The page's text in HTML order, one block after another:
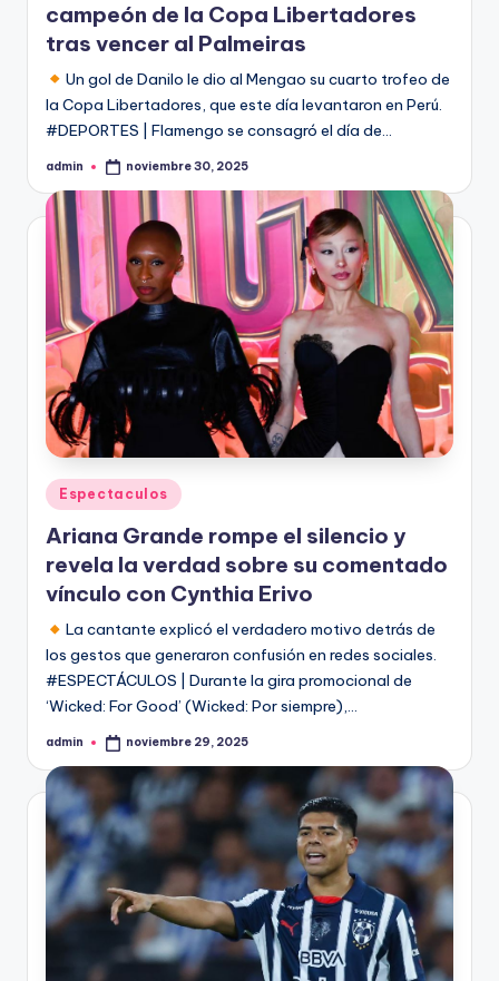
campeón de la Copa Libertadores
tras vencer al Palmeiras
Un gol de Danilo le dio al Mengao su cuarto trofeo de
la Copa Libertadores, que este día levantaron en Perú.
#DEPORTES | Flamengo se consagró el día de…
Publicado
admin noviembre 30, 2025
Publicado
en
Espectaculos
Ariana Grande rompe el silencio y
revela la verdad sobre su comentado
vínculo con Cynthia Erivo
La cantante explicó el verdadero motivo detrás de
los gestos que generaron confusión en redes sociales.
#ESPECTÁCULOS | Durante la gira promocional de
‘Wicked: For Good’ (Wicked: Por siempre),…
Publicado
admin noviembre 29, 2025